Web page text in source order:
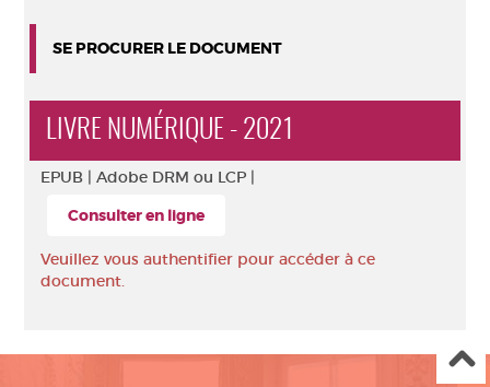
SE PROCURER LE DOCUMENT
LIVRE NUMÉRIQUE - 2021
EPUB | Adobe DRM ou LCP |
Consulter en ligne
Veuillez vous authentifier pour accéder à ce
document.